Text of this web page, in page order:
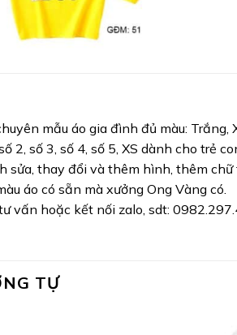
mẫu áo gia đình đủ màu: Trắng,
2, số 3, số 4, số 5, XS dành cho trẻ
sửa, thay đổi và thêm hình, thêm chữ
áo có sẵn mà xưởng Ong Vàng có.
vấn hoặc kết nối zalo, sdt:
TỰ